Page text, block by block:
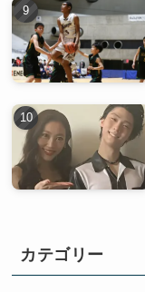
カテゴリー